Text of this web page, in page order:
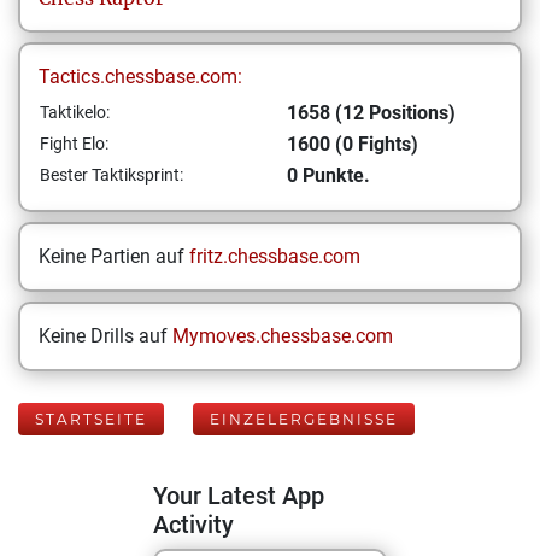
Tactics.chessbase.com:
Taktikelo: 1658 (12 Positions)
Fight Elo: 1600 (0 Fights)
Bester Taktiksprint: 0 Punkte.
Keine Partien auf fritz.chessbase.com
Keine Drills auf Mymoves.chessbase.com
STARTSEITE EINZELERGEBNISSE
Your Latest App
Activity